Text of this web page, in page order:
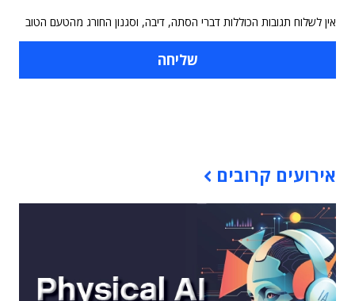
אין לשלוח תגובות הכוללות דברי הסתה, דיבה, וסגנון החורג מהטעם הטוב
אירועים קרובים